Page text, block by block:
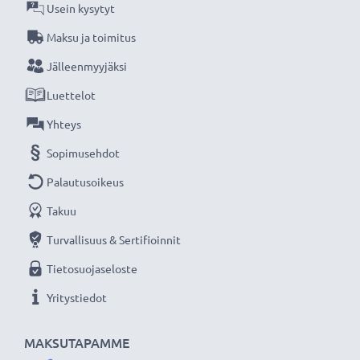
ruuvimeisseleihin, ruohonleikkureihin ja
sähkösahoihin.
★ 3 vuoden takuu ★
Olemme vuonna 2004 perustettu kansainvälinen
verkkokauppa, joka tarjoaa laadukkaita tuotteita, ja
siksi tarjoamme 36 kuukauden takuun!
MAKSUTAPAMME
Usein kysytyt
Maksu ja toimitus
Jälleenmyyjäksi
Luettelot
Yhteys
Sopimusehdot
Palautusoikeus
Takuu
Turvallisuus & Sertifioinnit
Tietosuojaseloste
Yritystiedot